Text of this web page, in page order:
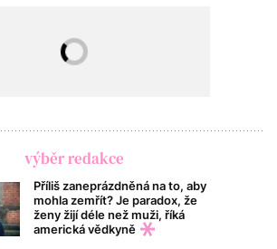
výběr redakce
Příliš zaneprázdněná na to, aby
mohla zemřít? Je paradox, že
ženy žijí déle než muži, říká
americká vědkyně